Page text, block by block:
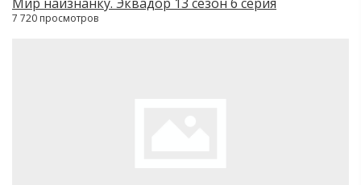
7 720 просмотров